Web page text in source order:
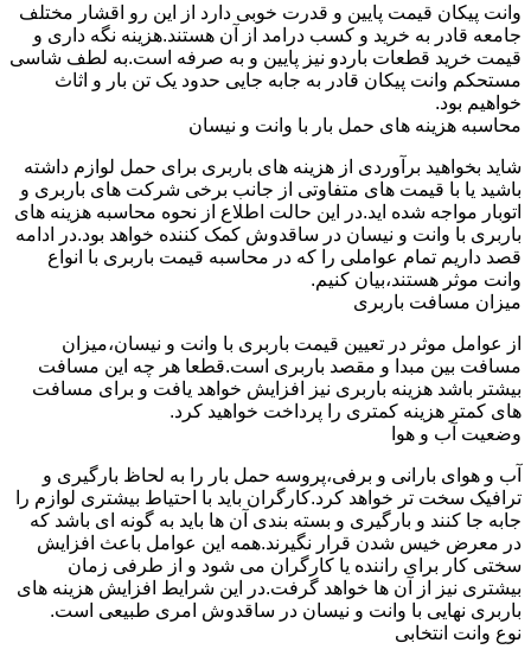
وانت پیکان قیمت پایین و قدرت خوبی دارد از این رو اقشار مختلف
جامعه قادر به خرید و کسب درامد از آن هستند.هزینه نگه داری و
قیمت خرید قطعات باردو نیز پایین و به صرفه است.به لطف شاسی
مستحکم وانت پیکان قادر به جابه جایی حدود یک تن بار و اثاث
خواهیم بود.
محاسبه هزینه های حمل بار با وانت و نیسان
شاید بخواهید برآوردی از هزینه های باربری برای حمل لوازم داشته
باشید یا با قیمت های متفاوتی از جانب برخی شرکت های باربری و
اتوبار مواجه شده اید.در این حالت اطلاع از نحوه محاسبه هزینه های
باربری با وانت و نیسان در ساقدوش کمک کننده خواهد بود.در ادامه
قصد داریم تمام عواملی را که در محاسبه قیمت باربری با انواع
وانت موثر هستند،بیان کنیم.
میزان مسافت باربری
از عوامل موثر در تعیین قیمت باربری با وانت و نیسان،میزان
مسافت بین مبدا و مقصد باربری است.قطعا هر چه این مسافت
بیشتر باشد هزینه باربری نیز افزایش خواهد یافت و برای مسافت
های کمتر هزینه کمتری را پرداخت خواهید کرد.
وضعیت آب و هوا
آب و هوای بارانی و برفی،پروسه حمل بار را به لحاظ بارگیری و
ترافیک سخت تر خواهد کرد.کارگران باید با احتیاط بیشتری لوازم را
جابه جا کنند و بارگیری و بسته بندی آن ها باید به گونه ای باشد که
در معرض خیس شدن قرار نگیرند.همه این عوامل باعث افزایش
سختی کار برای راننده یا کارگران می شود و از طرفی زمان
بیشتری نیز از آن ها خواهد گرفت.در این شرایط افزایش هزینه های
باربری نهایی با وانت و نیسان در ساقدوش امری طبیعی است.
نوع وانت انتخابی